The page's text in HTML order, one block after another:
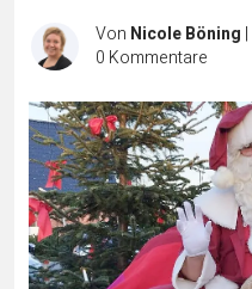
Von Nicole Böning |
0 Kommentare